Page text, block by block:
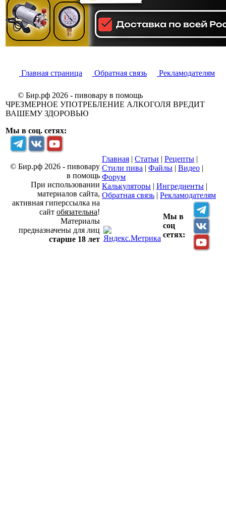
Главная страница Обратная связь Рекламодателям
© Бир.рф 2026 - пивовару в помощь
ЧРЕЗМЕРНОЕ УПОТРЕБЛЕНИЕ АЛКОГОЛЯ ВРЕДИТ
ВАШЕМУ ЗДОРОВЬЮ
Мы в соц. сетях:
© Бир.рф 2026 - пивовару
в помощь
При использовании
материалов сайта,
активная гиперссылка на
сайт обязательна!
Материалы
предназначены для лиц
старше 18 лет
Главная | Статьи | Рецепты |
Стили пива | Файлы | Видео |
Форум
Калькуляторы | Ингредиенты |
Обратная связь | Рекламодателям
Мы в
соц
сетях: